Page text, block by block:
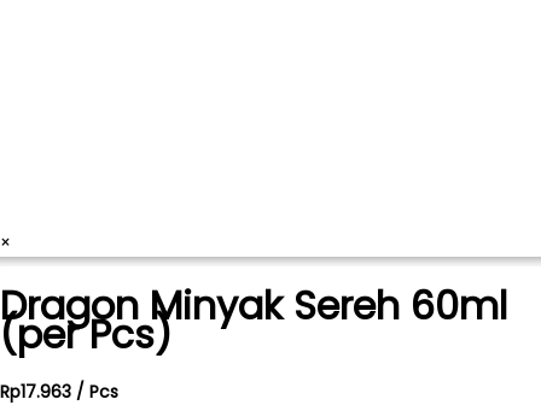
×
Dragon Minyak Sereh 60ml
(per Pcs)
Rp17.963 / Pcs